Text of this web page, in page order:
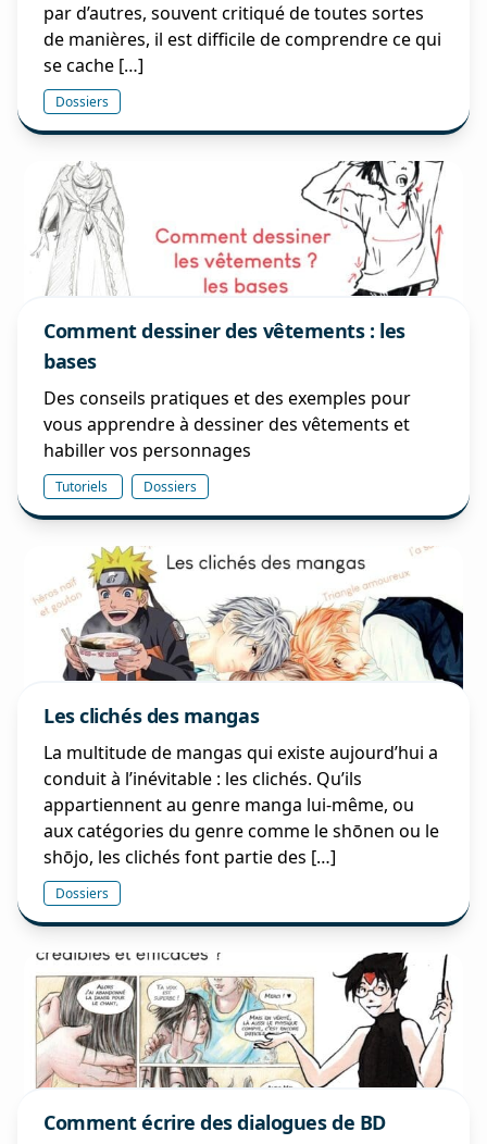
par d’autres, souvent critiqué de toutes sortes
de manières, il est difficile de comprendre ce qui
se cache […]
Dossiers
Comment dessiner des vêtements : les
bases
Des conseils pratiques et des exemples pour
vous apprendre à dessiner des vêtements et
habiller vos personnages
Tutoriels Dossiers
Les clichés des mangas
La multitude de mangas qui existe aujourd’hui a
conduit à l’inévitable : les clichés. Qu’ils
appartiennent au genre manga lui-même, ou
aux catégories du genre comme le shōnen ou le
shōjo, les clichés font partie des […]
Dossiers
Comment écrire des dialogues de BD